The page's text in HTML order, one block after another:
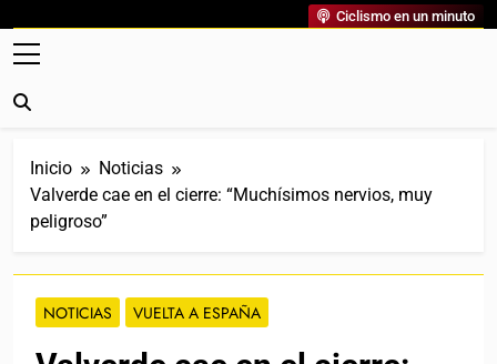
Ciclismo Internacional
Web Dedicada Al Ciclismo Mundial. Entrevistas, Análisis,
Crónicas, Previas Y Más. La Web Ciclista De Referencia.
Ciclismo en un minuto
Inicio
Noticias
Valverde cae en el cierre: “Muchísimos nervios, muy
peligroso”
NOTICIAS VUELTA A ESPAÑA